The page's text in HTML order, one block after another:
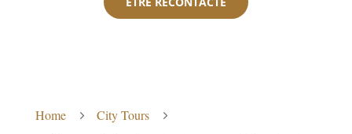
Home 5 City Tours
5